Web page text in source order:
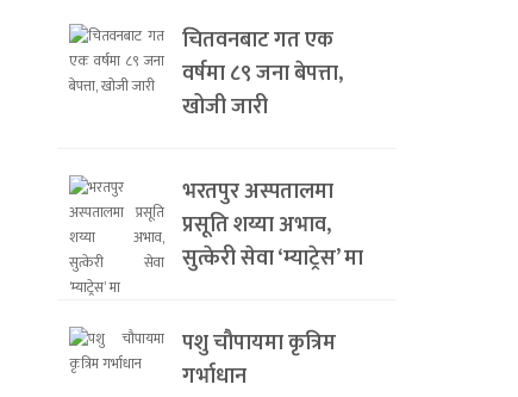
चितवनबाट गत एक
वर्षमा ८९ जना बेपत्ता,
खोजी जारी
भरतपुर अस्पतालमा
प्रसूति शय्या अभाव,
सुत्केरी सेवा ‘म्याट्रेस’ मा
पशु चौपायमा कृत्रिम
गर्भाधान